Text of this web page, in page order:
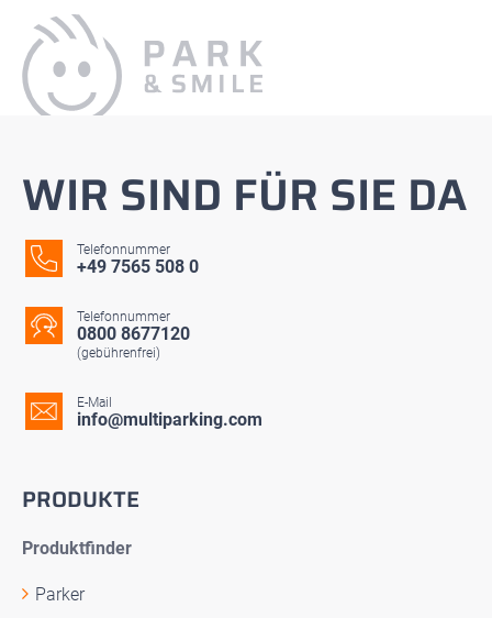
WIR SIND FÜR SIE DA
Telefonnummer
+49 7565 508 0
Telefonnummer
0800 8677120
(gebührenfrei)
E-Mail
info@multiparking.com
PRODUKTE
Produktfinder
Parker